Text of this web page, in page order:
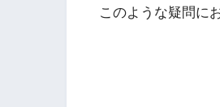
このような疑問に